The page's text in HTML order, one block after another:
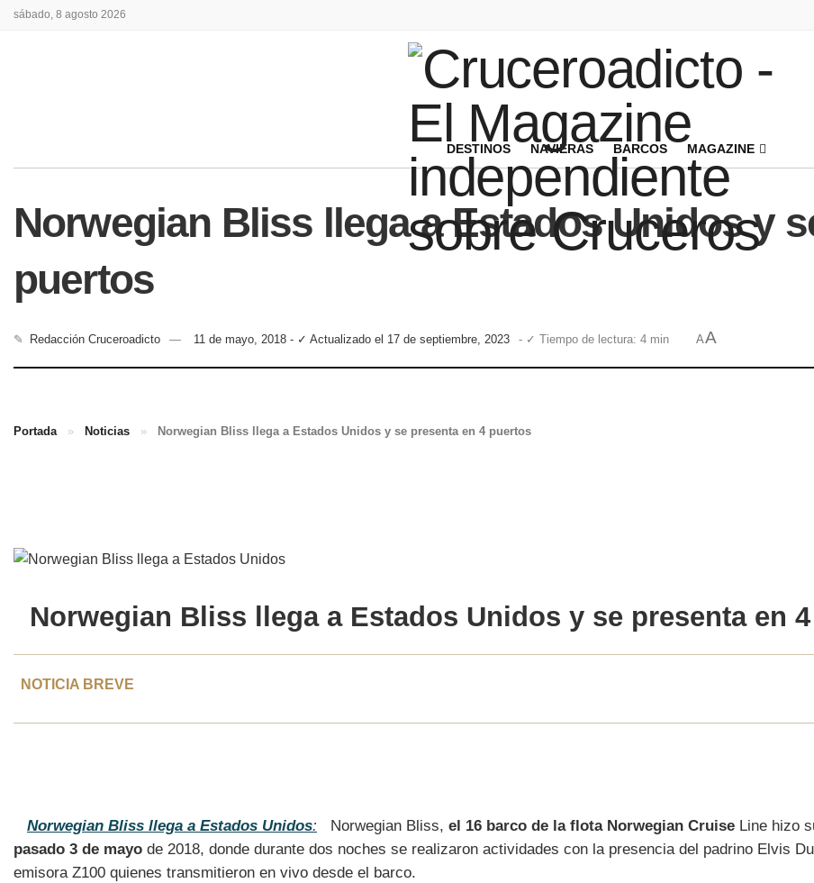
sábado, 8 agosto 2026
DESTINOS NAVIERAS BARCOS MAGAZINE
Norwegian Bliss llega a Estados Unidos y
puertos
✎ Redacción Cruceroadicto 11 de mayo, 2018 - ✓ Actualizado el 17 de septiembre, 2023 - ✓ Tiempo de lectura: 4 min AA
Portada » Noticias » Norwegian Bliss llega a Estados Unidos y se presenta en 4 puertos
Norwegian Bliss llega a Estados Unidos y se presenta en
NOTICIA BREVE
Norwegian Bliss llega a Estados Unidos: Norwegian Bliss, el 16 barco de la flota Norwegian Cruise Line hizo
pasado 3 de mayo de 2018, donde durante dos noches se realizaron actividades con la presencia del padrino Elvis
emisora Z100 quienes transmitieron en vivo desde el barco.